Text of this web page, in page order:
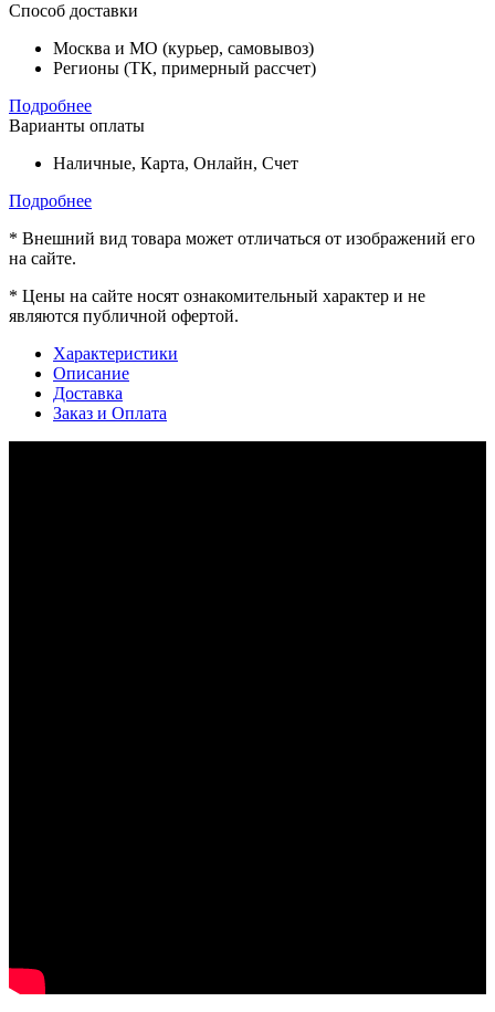
Способ доставки
Москва и МО (курьер, самовывоз)
Регионы (ТК, примерный рассчет)
Подробнее
Варианты оплаты
Наличные, Карта, Онлайн, Счет
Подробнее
* Внешний вид товара может отличаться от изображений его
на сайте.
* Цены на сайте носят ознакомительный характер и не
являются публичной офертой.
Характеристики
Описание
Доставка
Заказ и Оплата